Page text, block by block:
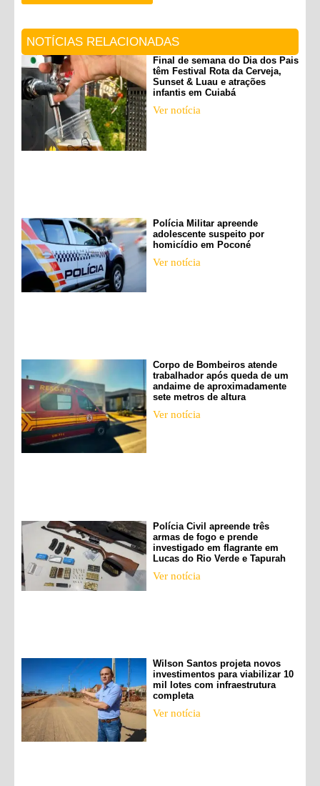
NOTÍCIAS RELACIONADAS
Final de semana do Dia dos Pais
têm Festival Rota da Cerveja,
Sunset & Luau e atrações
infantis em Cuiabá
Ver notícia
Polícia Militar apreende
adolescente suspeito por
homicídio em Poconé
Ver notícia
Corpo de Bombeiros atende
trabalhador após queda de um
andaime de aproximadamente
sete metros de altura
Ver notícia
Polícia Civil apreende três
armas de fogo e prende
investigado em flagrante em
Lucas do Rio Verde e Tapurah
Ver notícia
Wilson Santos projeta novos
investimentos para viabilizar 10
mil lotes com infraestrutura
completa
Ver notícia